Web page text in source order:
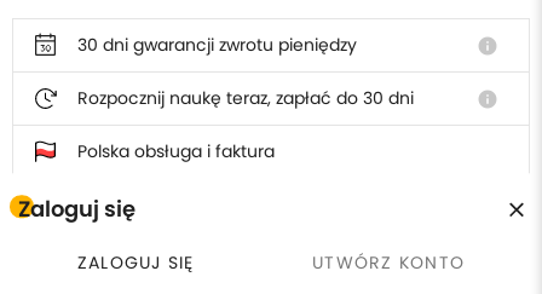
Zaloguj się
ZALOGUJ SIĘ UTWÓRZ KONTO
30 dni gwarancji zwrotu pieniędzy info
Rozpocznij naukę teraz, zapłać do 30 dni info
Polska obsługa i faktura
W cenie szkolenia otrzymasz